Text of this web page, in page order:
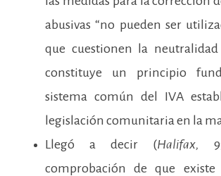
abusivas “no pueden ser
que cuestionen la
constituye un principio
sistema común del IVA
legislación comunitaria en la
Llegó a decir (Halifax,
comprobación de que